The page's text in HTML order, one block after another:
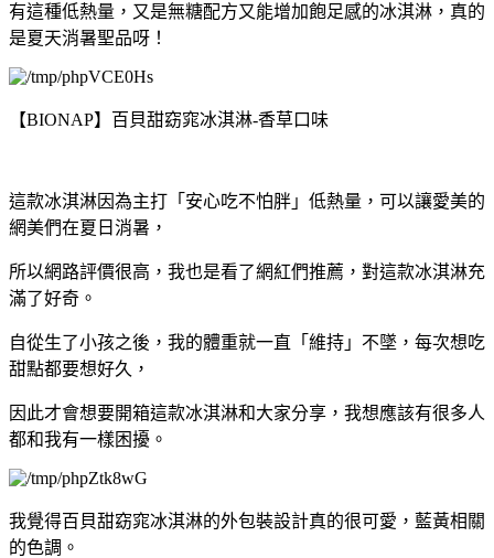
有這種低熱量，又是無糖配方又能增加飽足感的冰淇淋，真的
是夏天消暑聖品呀！
【BIONAP】百貝甜窈窕冰淇淋-香草口味
這款冰淇淋因為主打「安心吃不怕胖」低熱量，可以讓愛美的
網美們在夏日消暑，
所以網路評價很高，我也是看了網紅們推薦，對這款冰淇淋充
滿了好奇。
自從生了小孩之後，我的體重就一直「維持」不墜，每次想吃
甜點都要想好久，
因此才會想要開箱這款冰淇淋和大家分享，我想應該有很多人
都和我有一樣困擾。
我覺得百貝甜窈窕冰淇淋的外包裝設計真的很可愛，藍黃相關
的色調。